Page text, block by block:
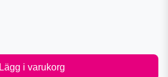
Lägg i varukorg